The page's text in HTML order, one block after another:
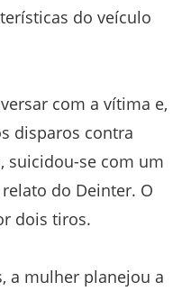
do veículo
com a vítima e,
disparos contra
suicidou-se com um
do Deinter. O
dois tiros.
a mulher planejou a